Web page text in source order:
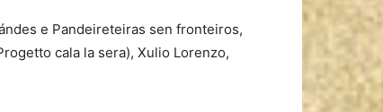
e Pandeireteiras sen fronteiros,
cala la sera), Xulio Lorenzo,